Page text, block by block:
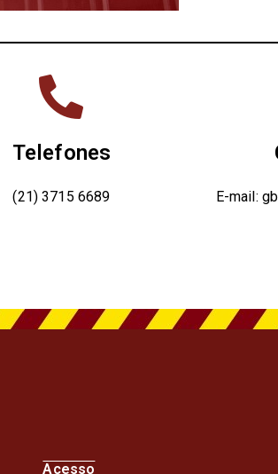
Telefones
(21) 3715 6689 E-mail:
Acesso